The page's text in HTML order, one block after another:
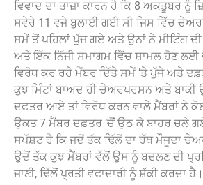
ਵਿਵਾਦ ਦਾ ਤਾਜ਼ਾ ਕਾਰਨ ਹੈ ਕਿ 8 ਅਕਤੂਬਰ ਨੂੰ
ਸਵੇਰੇ 11 ਵਜੇ ਬੁਲਾਈ ਗਈ ਸੀ ਜਿਸ ਵਿੱਚ
ਸਮੇਂ ਤੋਂ ਪਹਿਲਾਂ ਪੁੱਜ ਗਏ ਅਤੇ ਉਨਾਂ ਨੇ ਮੀਟਿੰਗ ਦੀ
ਅਤੇ ਇੱਕ ਨਿੱਜੀ ਸਮਾਗਮ ਵਿੱਚ ਸ਼ਾਮਲ ਹੋਣ ਲਈ
ਵਿਰੋਧ ਕਰ ਰਹੇ ਮੈਂਬਰ ਦਿੱਤੇ ਸਮੇਂ ’ਤੇ ਪੁੱਜੇ ਅਤੇ
ਕੁਝ ਮਿੰਟਾਂ ਬਾਅਦ ਹੀ ਚੇਅਰਪਰਸਨ ਅਤੇ ਬਾਕੀ
ਦਫ਼ਤਰ ਆਏ ਤਾਂ ਵਿਰੋਧ ਕਰਨ ਵਾਲੇ ਮੈਂਬਰਾਂ ਨੇ
ਉਕਤ 7 ਮੈਂਬਰ ਦਫ਼ਤਰ ’ਚੋਂ ਉਠ ਕੇ ਬਾਹਰ ਚਲੇ
ਸਪੱਸ਼ਟ ਹੈ ਕਿ ਜਦੋਂ ਤੱਕ ਢਿੱਲੋਂ ਦਾ ਹੱਥ ਮੌਜੂਦਾ
ਉਦੋਂ ਤੱਕ ਕੁਝ ਮੈਂਬਰਾਂ ਵੱਲੋਂ ਉਸ ਨੂੰ ਬਦਲਣ ਦੀ
ਜਾਣੀ, ਢਿੱਲੋਂ ਪ੍ਰਤੀ ਵਫਾਦਾਰੀ ਨੂੰ ਸ਼ੱਕੀ ਕਰਦਾ ਹੈ।